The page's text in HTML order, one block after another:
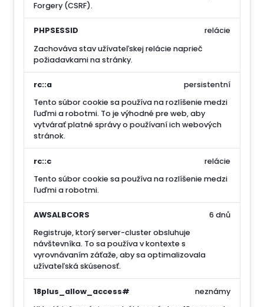
Forgery (CSRF).
PHPSESSID
Zachováva stav užívateľskej relácie naprieč
požiadavkami na stránky.
relácie
rc::a
Tento súbor cookie sa používa na rozlíšenie medzi
ľuďmi a robotmi. To je výhodné pre web, aby
vytvárať platné správy o používaní ich webových
stránok.
persistentní
rc::c
Tento súbor cookie sa používa na rozlíšenie medzi
ľuďmi a robotmi.
relácie
AWSALBCORS
Registruje, ktorý server-cluster obsluhuje
návštevníka. To sa používa v kontexte s
vyrovnávaním záťaže, aby sa optimalizovala
užívateľská skúsenosť.
6 dnů
18plus_allow_access#
neznámy